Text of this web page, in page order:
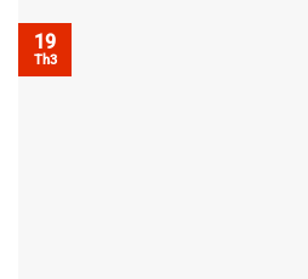
19
Th3